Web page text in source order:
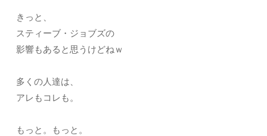
きっと、
スティーブ・ジョブズの
影響もあると思うけどねｗ
多くの人達は、
アレもコレも。
もっと。もっと。